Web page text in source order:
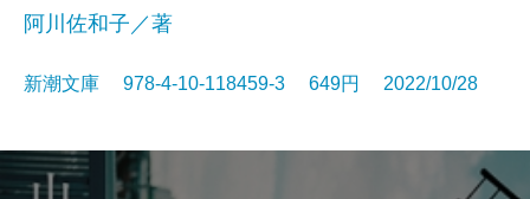
阿川佐和子／著
新潮文庫 978-4-10-118459-3 649円 2022/10/28